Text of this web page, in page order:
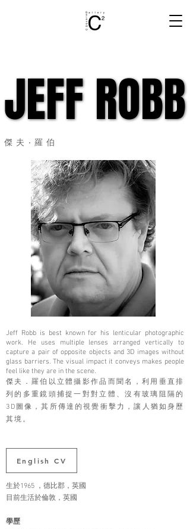
JEFF ROBB
JEFF ROBB
傑夫‧羅伯
Jeff Robb is best known for his lenticular photographic
work. He uses multiple lenses arranged vertically to
capture a pair of opposite objects and 3D images without
glass barriers. The visual impact it conveys makes people
feel like they are in the scene.
傑夫．羅伯以⽴體攝影作品而聞名，利⽤垂直排
列的多重鏡頭捕捉⼀對對⽴體、沒有玻璃阻隔的
3D圖像，其所傳達的視覺衝擊⼒，讓⼈猶如⾝歷
其境。
English CV
生於1965 ，德比郡，英國
目前生活於倫敦，英國
學歷